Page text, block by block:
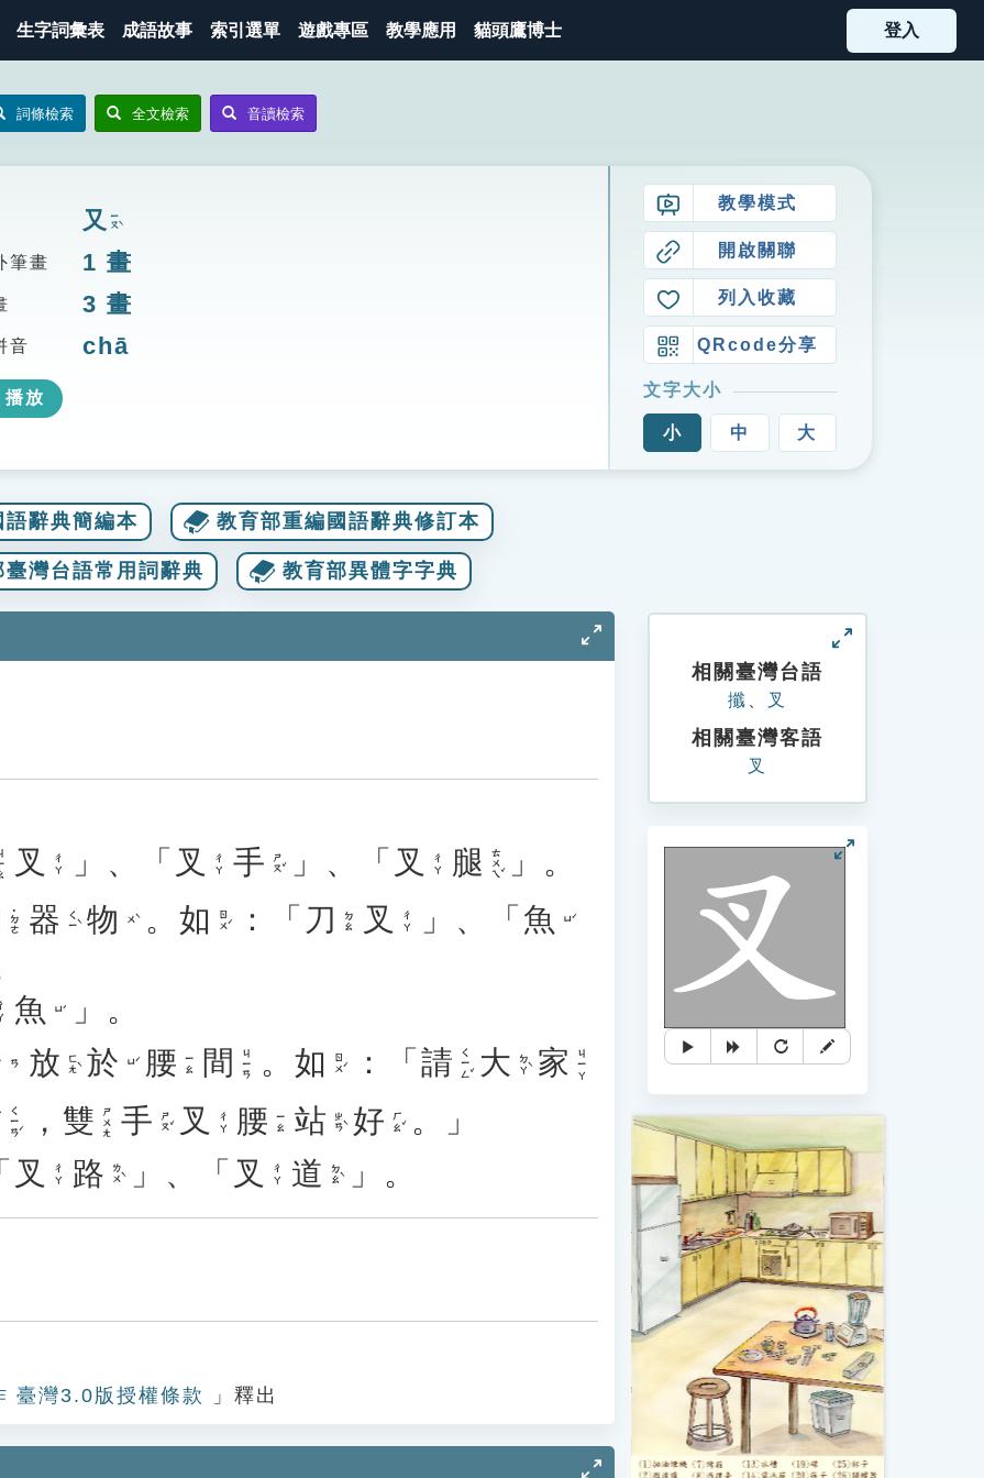
生字詞彙表 成語故事 索引選單 遊戲專區 教學應用 貓頭鷹博士 登入
詞條檢索 全文檢索 音讀檢索
又 ㄧㄡˋ
筆畫 1 畫
3 畫
音 chā
播放
教學模式
開啟關聯
列入收藏
QRcode分享
文字大小
小 中 大
語辭典簡編本 教育部重編國語辭典修訂本
臺灣台語常用詞辭典 教育部異體字字典
叉 ㄔㄚ 」、「 叉 ㄔㄚ 手 ㄕㄡˇ 」、「 叉 ㄔㄚ 腿 ㄊㄨㄟˇ
」。
˙ㄉㄜ 器 ㄑㄧˋ 物 ㄨˋ 。 如 ㄖㄨˊ ：「 刀 ㄉㄠ 叉 ㄔㄚ 」、「 魚 ㄩˊ
魚 ㄩˊ
」。
ㄢ 放 ㄈㄤˋ 於 ㄩˊ 腰 ㄧㄠ 間 ㄐㄧㄢ 。如 ㄖㄨˊ ：「請 ㄑㄧㄥˇ 大 ㄉㄚˋ 家 ㄐㄧㄚ
ㄑㄧㄢˊ ， 雙 ㄕㄨㄤ 手 ㄕㄡˇ 叉 ㄔㄚ 腰 ㄧㄠ 站 ㄓㄢˋ 好 ㄏㄠˇ 。」
叉 ㄔㄚ 路 ㄌㄨˋ 」、「 叉 ㄔㄚ 道 ㄉㄠˋ 」。
臺灣3.0版授權條款 」釋出
相關臺灣台語
攕 叉
相關臺灣客語
叉